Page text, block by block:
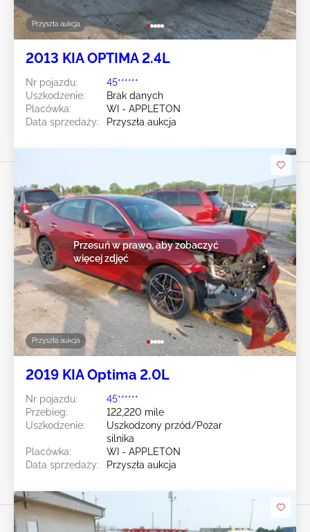
Przyszła aukcja
2013 KIA OPTIMA 2.4L
Nr pojazdu:
45******
Uszkodzenie:
Brak danych
Placówka:
WI - APPLETON
Data sprzedaży:
Przyszła aukcja
Przyszła aukcja
Przesuń w prawo, aby zobaczyć
więcej zdjęć
2019 KIA Optima 2.0L
Nr pojazdu:
45******
Przebieg:
122,220 mile
Uszkodzenie:
Uszkodzony przód/Pożar
silnika
Placówka:
WI - APPLETON
Data sprzedaży:
Przyszła aukcja